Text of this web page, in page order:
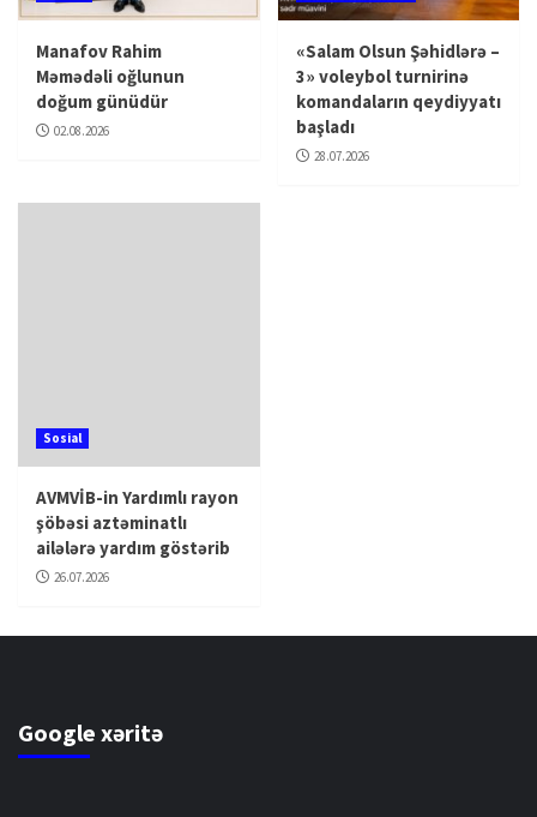
Manafov Rahim
Məmədəli oğlunun
doğum günüdür
02.08.2026
«Salam Olsun Şəhidlərə –
3» voleybol turnirinə
komandaların qeydiyyatı
başladı
28.07.2026
Sosial
AVMVİB-in Yardımlı rayon
şöbəsi aztəminatlı
ailələrə yardım göstərib
26.07.2026
Google xəritə